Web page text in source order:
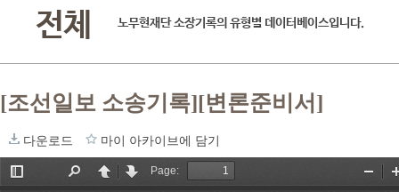
전체 노무현재단 소장기록의 유형별 데이터베이스입니다.
[조선일보 소송기록][변론준비서]
다운로드 마이 아카이브에 담기